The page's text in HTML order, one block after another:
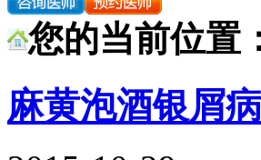
您的当前位置
麻黄泡酒银屑病